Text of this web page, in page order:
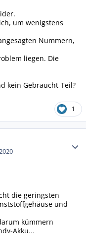
um wenigstens
Nummern,
liegen. Die
kein Gebraucht-Teil?
1
die geringsten
und
kümmern
Akku...